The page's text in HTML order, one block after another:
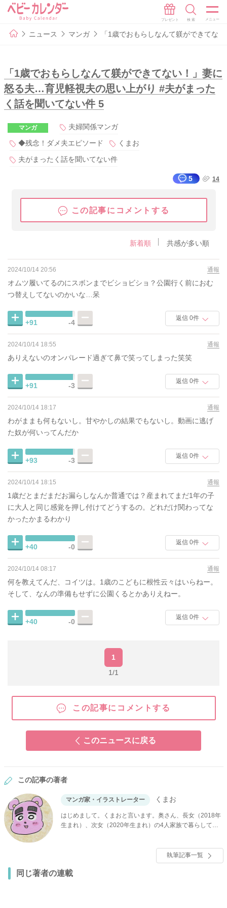
ニュース マンガ 「1歳でおもらしなんて躾ができてな
「1歳でおもらしなんて躾ができてない！」妻に
怒る夫…育児軽視夫の思い上がり #夫がまった
く話を聞いてない件 5
マンガ
夫婦関係マンガ
◆残念！ダメ夫エピソード
くまお
夫がまったく話を聞いてない件
5 14
この記事にコメントする
新着順 共感が多い順
2024/10/14 20:56 通報
オムツ履いてるのにスボンまでビショビショ？公園行く前におむ
つ替えしてないのかいな…呆
+91 -4
返信 0件
2024/10/14 18:55 通報
ありえないのオンパレード過ぎて鼻で笑ってしまった笑笑
+91 -3
返信 0件
2024/10/14 18:17 通報
わがままも何もないし。甘やかしの結果でもないし。動画に逃げ
た奴が何いってんだか
+93 -3
返信 0件
2024/10/14 18:15 通報
1歳だとまだまだお漏らしなんか普通では？産まれてまだ1年の子
に大人と同じ感覚を押し付けてどうするの。どれだけ関わってな
かったかまるわかり
+40 -0
返信 0件
2024/10/14 08:17 通報
何を教えてんだ、コイツは。1歳のこどもに根性云々はいらねー。
そして、なんの準備もせずに公園くるとかありえねー。
+40 -0
返信 0件
1
1/1
この記事にコメントする
このニュースに戻る
この記事の著者
マンガ家・イラストレーター くまお
はじめまして。くまおと言います。奥さん、長女（2018年
生まれ）、次女（2020年生まれ）の4人家族で暮らしてい
執筆記事一覧
同じ著者の連載